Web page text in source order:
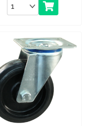
Aantal